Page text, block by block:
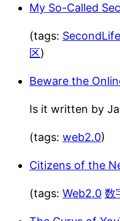
My So-Called
(tags: SecondLife
区)
Beware the
Is it written by
(tags: web2.0)
Citizens of the
(tags: Web2.0 数